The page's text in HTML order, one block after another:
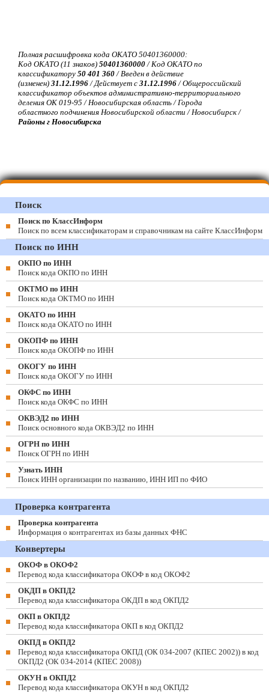
Полная расшифровка кода ОКАТО 50401360000:
Код ОКАТО (11 знаков) 50401360000/ Код ОКАТО по
классификатору 50 401 360/ Введен в действие
(изменен) 31.12.1996/ Действует с 31.12.1996/ Общероссийский
классификатор объектов административно-территориального
деления ОК 019-95 / Новосибирская область / Города
областного подчинения Новосибирской области / Новосибирск /
Районы г Новосибирска
Поиск
Поиск по КлассИнформ
Поиск по всем классификаторам и справочникам на сайте КлассИнформ
Поиск по ИНН
ОКПО по ИНН
Поиск кода ОКПО по ИНН
ОКТМО по ИНН
Поиск кода ОКТМО по ИНН
ОКАТО по ИНН
Поиск кода ОКАТО по ИНН
ОКОПФ по ИНН
Поиск кода ОКОПФ по ИНН
ОКОГУ по ИНН
Поиск кода ОКОГУ по ИНН
ОКФС по ИНН
Поиск кода ОКФС по ИНН
ОКВЭД2 по ИНН
Поиск основного кода ОКВЭД2 по ИНН
ОГРН по ИНН
Поиск ОГРН по ИНН
Узнать ИНН
Поиск ИНН организации по названию, ИНН ИП по ФИО
Проверка контрагента
Проверка контрагента
Информация о контрагентах из базы данных ФНС
Конвертеры
ОКОФ в ОКОФ2
Перевод кода классификатора ОКОФ в код ОКОФ2
ОКДП в ОКПД2
Перевод кода классификатора ОКДП в код ОКПД2
ОКП в ОКПД2
Перевод кода классификатора ОКП в код ОКПД2
ОКПД в ОКПД2
Перевод кода классификатора ОКПД (ОК 034-2007 (КПЕС 2002)) в код
ОКПД2 (ОК 034-2014 (КПЕС 2008))
ОКУН в ОКПД2
Перевод кода классификатора ОКУН в код ОКПД2